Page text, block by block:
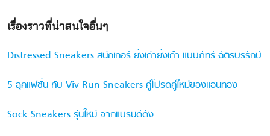
เรื่องราวที่น่าสนใจอื่นๆ
Distressed Sneakers สนีกเกอร์ ยิ่งเก่ายิ่งเก๋า แบบภัทร์ ฉัตรบริรักษ์
5 ลุคแฟชั่น กับ Viv Run Sneakers คู่โปรดคู่ใหม่ของแอนทอง
Sock Sneakers รุ่นใหม่ จากแบรนด์ดัง